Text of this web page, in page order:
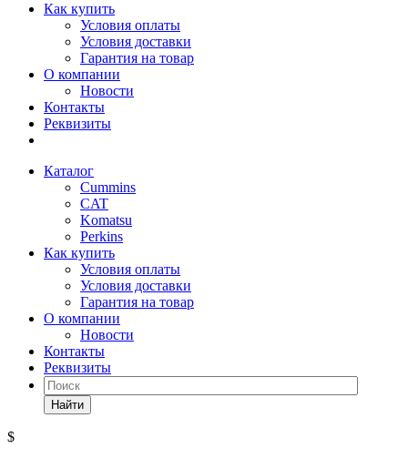
Как купить
Условия оплаты
Условия доставки
Гарантия на товар
О компании
Новости
Контакты
Реквизиты
Каталог
Cummins
CAT
Komatsu
Perkins
Как купить
Условия оплаты
Условия доставки
Гарантия на товар
О компании
Новости
Контакты
Реквизиты
Найти
$